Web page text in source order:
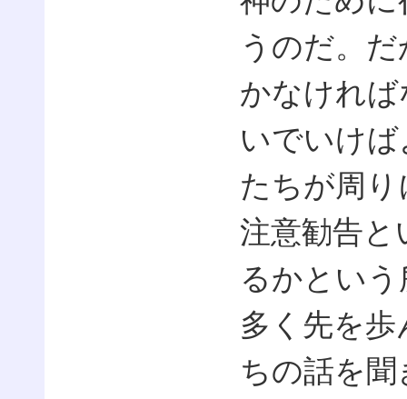
うのだ。
かなけれ
いでいけ
たちが周
注意勧告
るかとい
多く先を
ちの話を